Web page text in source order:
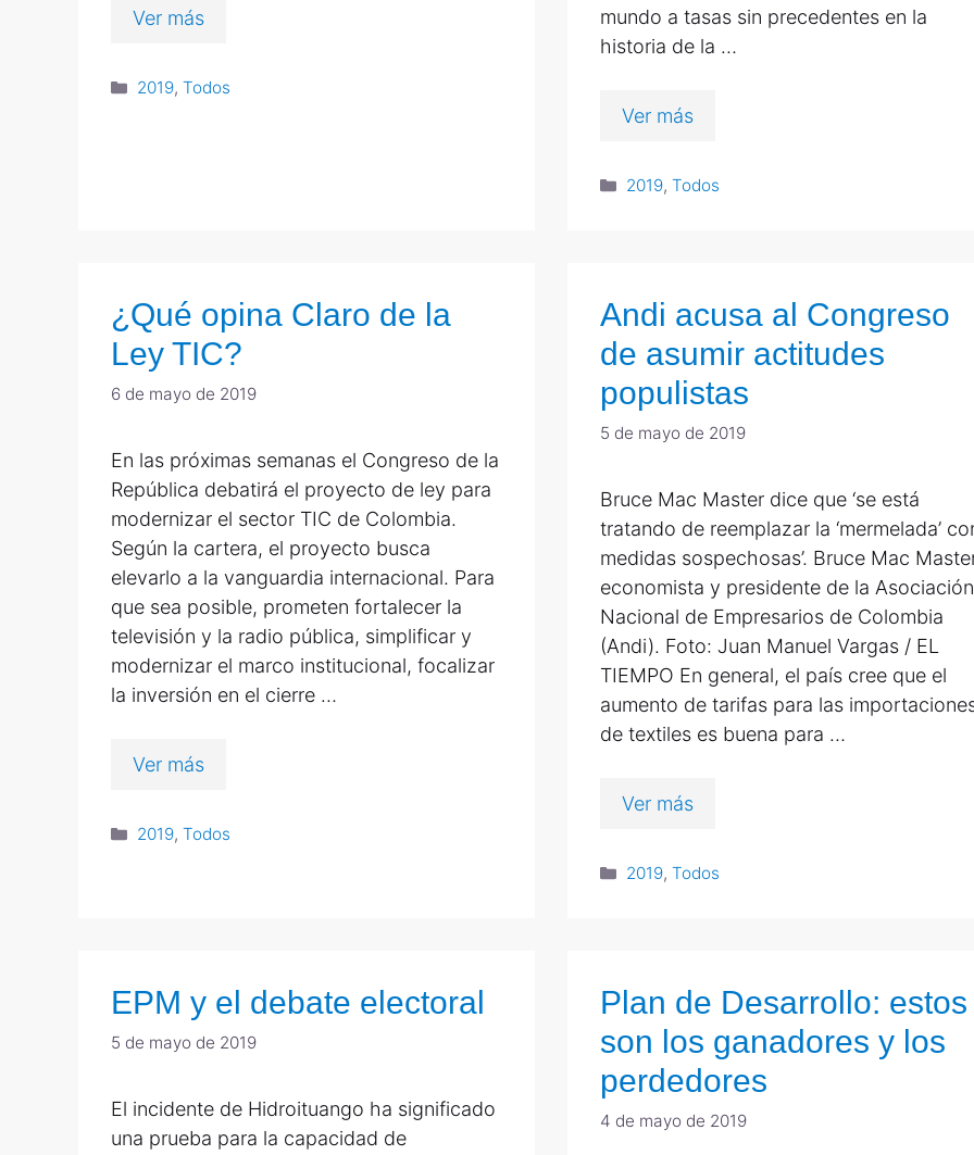
Ver más
2019,Todos
mundo a tasas sin precedentes en la
historia de la …
Ver más
2019,Todos
¿Qué opina Claro de la
Ley TIC?
6 de mayo de 2019
En las próximas semanas el Congreso de la
República debatirá el proyecto de ley para
modernizar el sector TIC de Colombia.
Según la cartera, el proyecto busca
elevarlo a la vanguardia internacional. Para
que sea posible, prometen fortalecer la
televisión y la radio pública, simplificar y
modernizar el marco institucional, focalizar
la inversión en el cierre …
Ver más
2019,Todos
Andi acusa al Congreso
de asumir actitudes
populistas
5 de mayo de 2019
Bruce Mac Master dice que ‘se está
tratando de reemplazar la ‘mermelada’
medidas sospechosas’. Bruce Mac
economista y presidente de la Asociación
Nacional de Empresarios de Colombia
(Andi). Foto: Juan Manuel Vargas / EL
TIEMPO En general, el país cree que el
aumento de tarifas para las
de textiles es buena para …
Ver más
2019,Todos
EPM y el debate electoral
5 de mayo de 2019
El incidente de Hidroituango ha significado
una prueba para la capacidad de
Plan de Desarrollo: estos
son los ganadores y los
perdedores
4 de mayo de 2019